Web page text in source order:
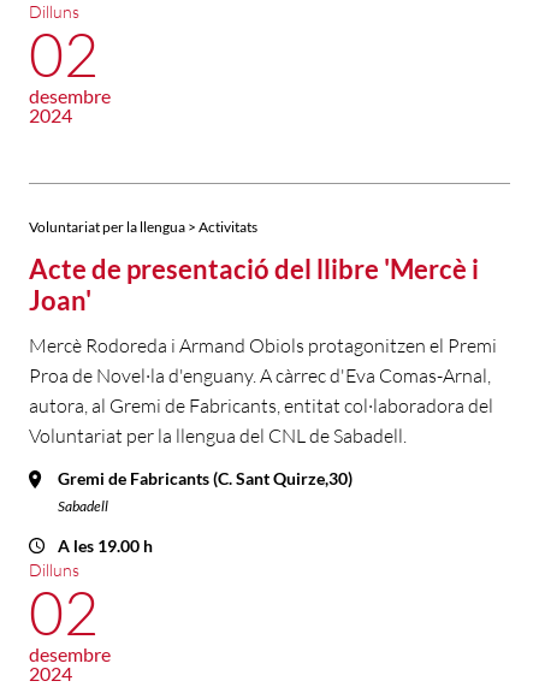
Dilluns
02
desembre
2024
Voluntariat per la llengua > Activitats
Acte de presentació del llibre 'Mercè i
Joan'
Mercè Rodoreda i Armand Obiols protagonitzen el Premi
Proa de Novel·la d'enguany. A càrrec d'Eva Comas-Arnal,
autora, al Gremi de Fabricants, entitat col·laboradora del
Voluntariat per la llengua del CNL de Sabadell.
Gremi de Fabricants (C. Sant Quirze,30)
Sabadell
A les 19.00 h
Dilluns
02
desembre
2024